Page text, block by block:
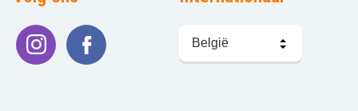
kiezen